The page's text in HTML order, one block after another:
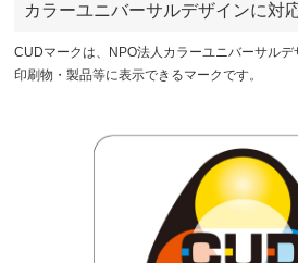
カラーユニバーサルデザインに対
CUDマークは、NPO法人カラーユニバーサル
印刷物・製品等に表示できるマークです。